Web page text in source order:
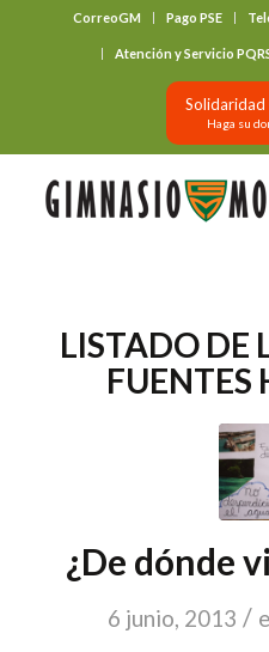
CorreoGM Pago PSE
Atención y Servicio
Solidaridad
Haga su
LISTADO DE
FUENTES
¿De dónde
6 junio, 2013 /